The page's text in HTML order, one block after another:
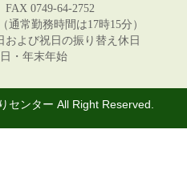
0749-64-2752
通常勤務時間は17時15分）
よび祝日の振り替え休日
・年末年始
センター All Right Reserved.